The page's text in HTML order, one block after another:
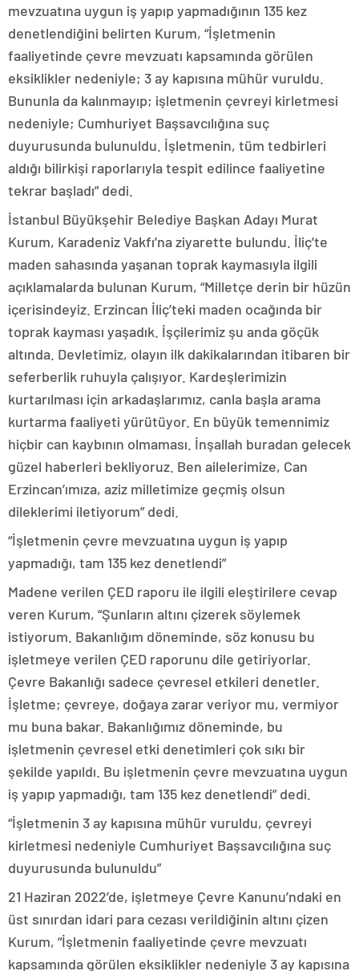
mevzuatına uygun iş yapıp yapmadığının 135 kez
denetlendiğini belirten Kurum, “İşletmenin
faaliyetinde çevre mevzuatı kapsamında görülen
eksiklikler nedeniyle; 3 ay kapısına mühür vuruldu.
Bununla da kalınmayıp; işletmenin çevreyi kirletmesi
nedeniyle; Cumhuriyet Başsavcılığına suç
duyurusunda bulunuldu. İşletmenin, tüm tedbirleri
aldığı bilirkişi raporlarıyla tespit edilince faaliyetine
tekrar başladı” dedi.
İstanbul Büyükşehir Belediye Başkan Adayı Murat
Kurum, Karadeniz Vakfı’na ziyarette bulundu. İliç’te
maden sahasında yaşanan toprak kaymasıyla ilgili
açıklamalarda bulunan Kurum, “Milletçe derin bir hüzün
içerisindeyiz. Erzincan İliç’teki maden ocağında bir
toprak kayması yaşadık. İşçilerimiz şu anda göçük
altında. Devletimiz, olayın ilk dakikalarından itibaren bir
seferberlik ruhuyla çalışıyor. Kardeşlerimizin
kurtarılması için arkadaşlarımız, canla başla arama
kurtarma faaliyeti yürütüyor. En büyük temennimiz
hiçbir can kaybının olmaması. İnşallah buradan gelecek
güzel haberleri bekliyoruz. Ben ailelerimize, Can
Erzincan’ımıza, aziz milletimize geçmiş olsun
dileklerimi iletiyorum” dedi.
“İşletmenin çevre mevzuatına uygun iş yapıp
yapmadığı, tam 135 kez denetlendi”
Madene verilen ÇED raporu ile ilgili eleştirilere cevap
veren Kurum, “Şunların altını çizerek söylemek
istiyorum. Bakanlığım döneminde, söz konusu bu
işletmeye verilen ÇED raporunu dile getiriyorlar.
Çevre Bakanlığı sadece çevresel etkileri denetler.
İşletme; çevreye, doğaya zarar veriyor mu, vermiyor
mu buna bakar. Bakanlığımız döneminde, bu
işletmenin çevresel etki denetimleri çok sıkı bir
şekilde yapıldı. Bu işletmenin çevre mevzuatına uygun
iş yapıp yapmadığı, tam 135 kez denetlendi” dedi.
“İşletmenin 3 ay kapısına mühür vuruldu, çevreyi
kirletmesi nedeniyle Cumhuriyet Başsavcılığına suç
duyurusunda bulunuldu”
21 Haziran 2022’de, işletmeye Çevre Kanunu’ndaki en
üst sınırdan idari para cezası verildiğinin altını çizen
Kurum, “İşletmenin faaliyetinde çevre mevzuatı
kapsamında görülen eksiklikler nedeniyle 3 ay kapısına